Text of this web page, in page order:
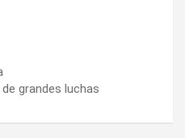
grandes luchas